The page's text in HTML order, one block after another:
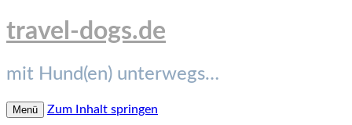
travel-dogs.de
mit Hund(en) unterwegs…
Menü Zum Inhalt springen